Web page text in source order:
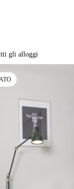
gli alloggi